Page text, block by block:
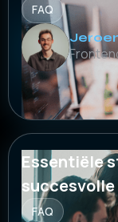
FAQ
Essentiële
FAQ